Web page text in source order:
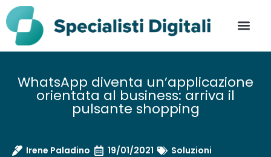
WhatsApp diventa un’applicazione
orientata al business: arriva il
pulsante shopping
Irene Paladino 19/01/2021 Soluzioni